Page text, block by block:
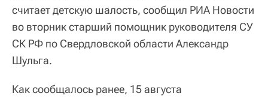
считает детскую шалость, сообщил РИА Новости
во вторник старший помощник руководителя СУ
СК РФ по Свердловской области Александр
Шульга.
Как сообщалось ранее, 15 августа